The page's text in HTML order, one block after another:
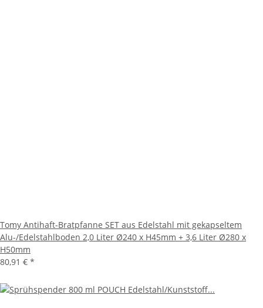
Tomy Antihaft-Bratpfanne SET aus Edelstahl mit gekapseltem
Alu-/Edelstahlboden 2,0 Liter Ø240 x H45mm + 3,6 Liter Ø280 x
H50mm
80,91 € *